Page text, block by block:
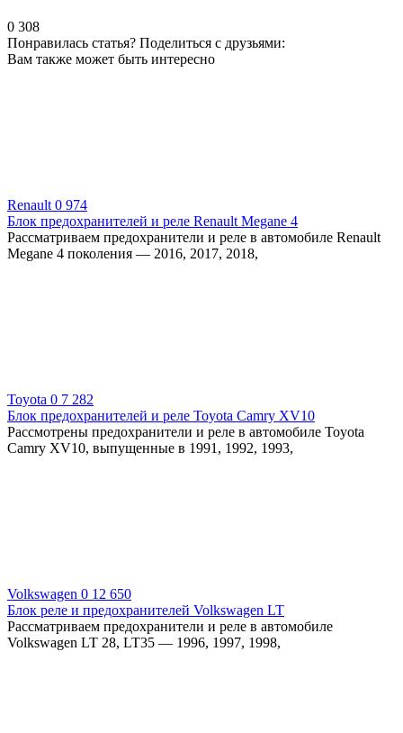
0 308
Понравилась статья? Поделиться с друзьями:
Вам также может быть интересно
Renault 0 974
Блок предохранителей и реле Renault Megane 4
Рассматриваем предохранители и реле в автомобиле Renault
Megane 4 поколения — 2016, 2017, 2018,
Toyota 0 7 282
Блок предохранителей и реле Toyota Camry XV10
Рассмотрены предохранители и реле в автомобиле Toyota
Camry XV10, выпущенные в 1991, 1992, 1993,
Volkswagen 0 12 650
Блок реле и предохранителей Volkswagen LT
Рассматриваем предохранители и реле в автомобиле
Volkswagen LT 28, LT35 — 1996, 1997, 1998,